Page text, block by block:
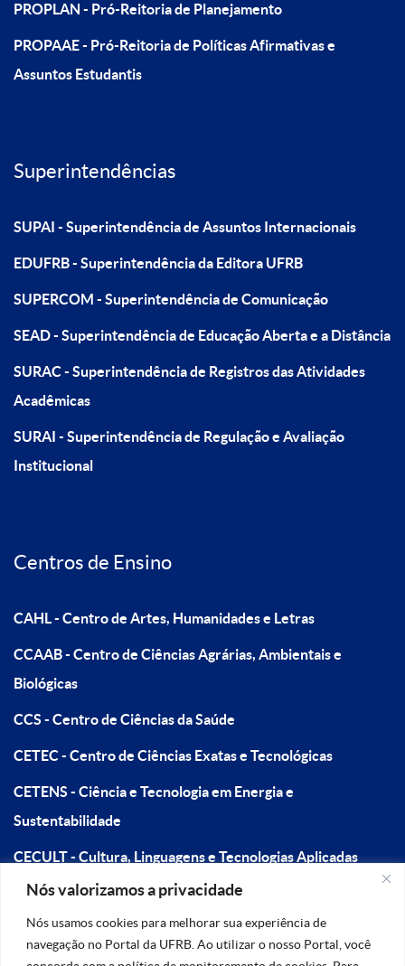
Nós valorizamos a privacidade
Nós usamos cookies para melhorar sua experiência de
navegação no Portal da UFRB. Ao utilizar o nosso Portal, você
PROPLAN - Pró-Reitoria de Planejamento
PROPAAE - Pró-Reitoria de Políticas Afirmativas e
Assuntos Estudantis
Superintendências
SUPAI - Superintendência de Assuntos Internacionais
EDUFRB - Superintendência da Editora UFRB
SUPERCOM - Superintendência de Comunicação
SEAD - Superintendência de Educação Aberta e a Distância
SURAC - Superintendência de Registros das Atividades
Acadêmicas
SURAI - Superintendência de Regulação e Avaliação
Institucional
Centros de Ensino
CAHL - Centro de Artes, Humanidades e Letras
CCAAB - Centro de Ciências Agrárias, Ambientais e
Biológicas
CCS - Centro de Ciências da Saúde
CETEC - Centro de Ciências Exatas e Tecnológicas
CETENS - Ciência e Tecnologia em Energia e
Sustentabilidade
CECULT - Cultura, Linguagens e Tecnologias Aplicadas
CFP - Centro de Formação de Professores